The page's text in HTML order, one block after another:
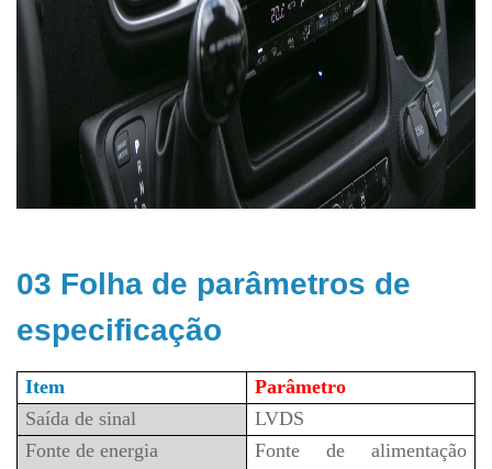
03 Folha de parâmetros de
especificação
Item
Parâmetro
Saída de sinal
LVDS
Fonte de energia
Fonte de alimentação